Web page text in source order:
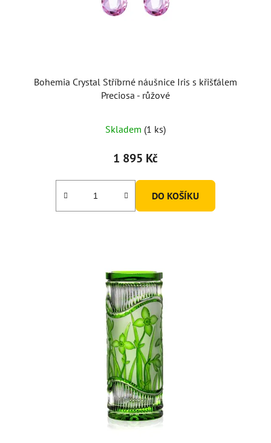
Bohemia Crystal Stříbrné náušnice Iris s křišťálem
Preciosa - růžové
Skladem (1 ks)
1 895 Kč
DO KOŠÍKU